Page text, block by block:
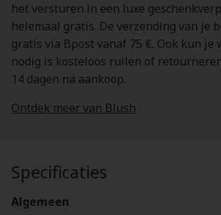
het versturen in een luxe
helemaal gratis. De verzending van je
gratis via Bpost vanaf 75 €. Ook kun je
nodig is kosteloos ruilen of
14 dagen na aankoop.
Ontdek meer van Blush
Specificaties
Algemeen